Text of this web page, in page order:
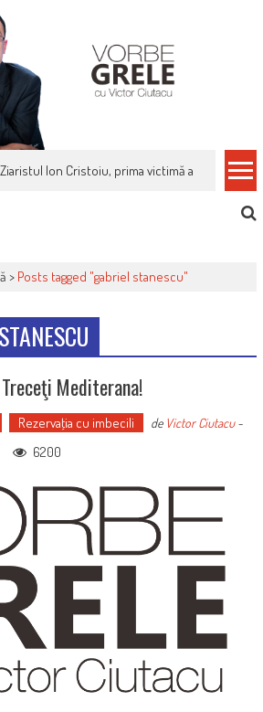
Ziaristul Ion Cristoiu, prima victimă a noi
> Posts tagged "gabriel stanescu"
Mediterana!
Rezervaţia cu imbecili de Victor Ciutacu-
6200